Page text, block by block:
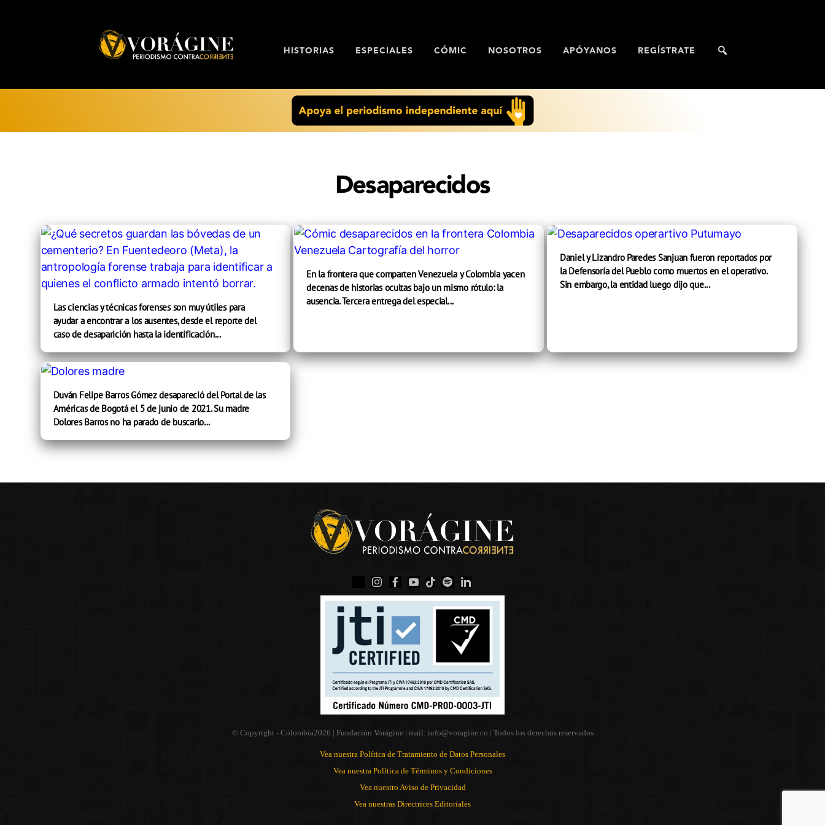
HISTORIAS ESPECIALES CÓMIC NOSOTROS APÓYANOS REGÍSTRATE
Desaparecidos
Las ciencias y técnicas forenses son muy útiles para
ayudar a encontrar a los ausentes, desde el reporte del
caso de desaparición hasta la identificación...
En la frontera que comparten Venezuela y Colombia yacen
decenas de historias ocultas bajo un mismo rótulo: la
ausencia. Tercera entrega del especial...
Daniel y Lizandro Paredes Sanjuan fueron reportados por
la Defensoría del Pueblo como muertos en el operativo.
Sin embargo, la entidad luego dijo que...
Duván Felipe Barros Gómez desapareció del Portal de las
Américas de Bogotá el 5 de junio de 2021. Su madre
Dolores Barros no ha parado de buscarlo...
© Copyright - Colombia2026 | Fundación Vorágine | mail: info@voragine.co | Todos los derechos reservados
Vea nuestra Política de Tratamiento de Datos Personales
Vea nuestra Política de Términos y Condiciones
Vea nuestro Aviso de Privacidad
Vea nuestras Directrices Editoriales